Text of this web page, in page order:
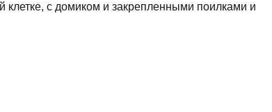
клетке, с домиком и закрепленными поилками и